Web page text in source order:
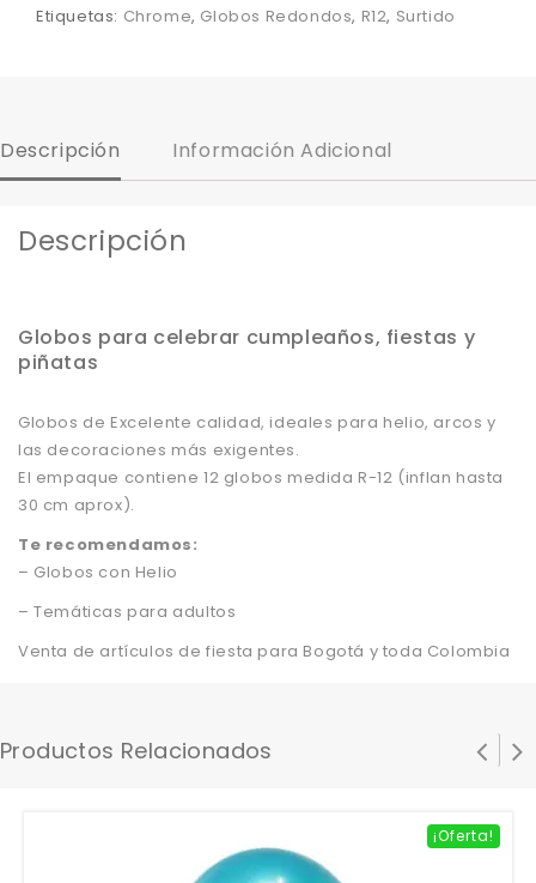
Etiquetas: Chrome, Globos Redondos, R12, Surtido
Descripción Información Adicional
Descripción
Globos para celebrar cumpleaños, fiestas y
piñatas
Globos de Excelente calidad, ideales para helio, arcos y
las decoraciones más exigentes.
El empaque contiene 12 globos medida R-12 (inflan hasta
30 cm aprox).
Te recomendamos:
– Globos con Helio
– Temáticas para adultos
Venta de artículos de fiesta para Bogotá y toda Colombia
Productos Relacionados
¡Oferta!